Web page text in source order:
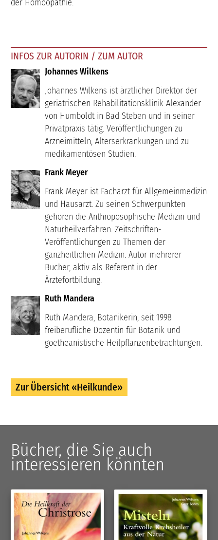
der Homöopathie.
INFOS ZUR AUTORIN / ZUM AUTOR
Johannes Wilkens
Johannes Wilkens ist ärztlicher Direktor der
geriatrischen Rehabilitationsklinik Alexander
von Humboldt in Bad Steben und in seiner
Privatpraxis tätig. Veröffentlichungen zu
Arzneimitteln, Alterserkrankungen und zu
medikamentösen Studien.
Frank Meyer
Frank Meyer ist Facharzt für Allgemeinmedizin
und Hausarzt. Zu seinen Schwerpunkten
gehören die Anthroposophische Medizin und
Naturheilverfahren. Zeitschriften-
Veröffentlichungen zu Themen der
ganzheitlichen Medizin. Autor mehrerer
Bucher, aktiv als Referent in der
Ärztefortbildung.
Ruth Mandera
Ruth Mandera, Botanikerin, seit 1998
freiberufliche Dozentin für Botanik und
goetheanistische Heilpflanzenbetrachtungen.
Zur Übersicht «Heilkunde»
Bücher, die Sie auch
interessieren könnten